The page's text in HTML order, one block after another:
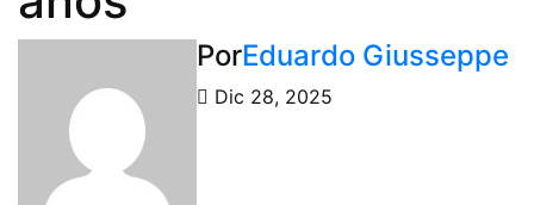
PorEduardo Giusseppe
Dic 28, 2025